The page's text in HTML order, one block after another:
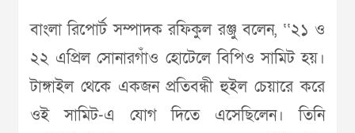
বাংলা রিপোর্ট সম্পাদক রফিকুল রঞ্জু বলেন, ‘‘২১ ও
২২ এপ্রিল সোনারগাঁও হোটেলে বিপিও সামিট হয়।
টাঙ্গাইল থেকে একজন প্রতিবন্ধী হুইল চেয়ারে করে
ওই সামিট-এ যোগ দিতে এসেছিলেন। তিনি